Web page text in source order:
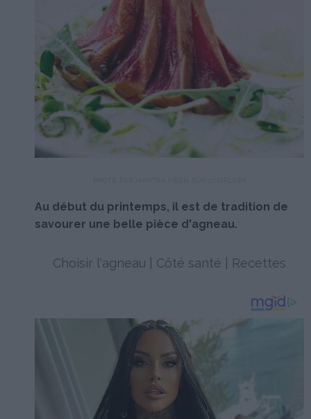
Au début du printemps, il est de tradition de
savourer une belle pièce d'agneau.
Choisir l'agneau Côté santé Recettes